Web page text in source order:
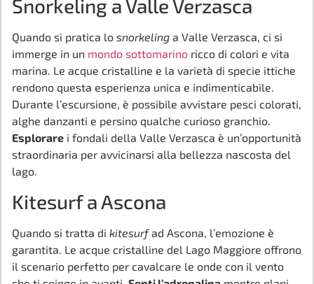
Snorkeling a Valle Verzasca
Quando si pratica lo snorkeling a Valle Verzasca, ci si
immerge in un mondo sottomarino ricco di colori e vita
marina. Le acque cristalline e la varietà di specie ittiche
rendono questa esperienza unica e indimenticabile.
Durante l’escursione, è possibile avvistare pesci colorati,
alghe danzanti e persino qualche curioso granchio.
Esplorare i fondali della Valle Verzasca è un’opportunità
straordinaria per avvicinarsi alla bellezza nascosta del
lago.
Kitesurf a Ascona
Quando si tratta di kitesurfad Ascona, l’emozione è
garantita. Le acque cristalline del Lago Maggiore offrono
il scenario perfetto per cavalcare le onde con il vento